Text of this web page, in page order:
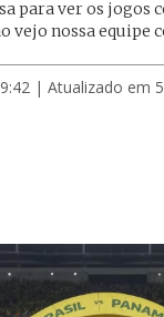
para ver os jogos
vejo nossa equipe
| Atualizado em